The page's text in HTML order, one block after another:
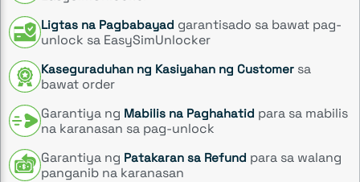
Ligtas na Pagbabayad garantisado sa bawat pag-
unlock sa EasySimUnlocker
Kaseguraduhan ng Kasiyahan ng Customer sa
bawat order
Garantiya ng Mabilis na Paghahatid para sa mabilis
na karanasan sa pag-unlock
Garantiya ng Patakaran sa Refund para sa walang
panganib na karanasan